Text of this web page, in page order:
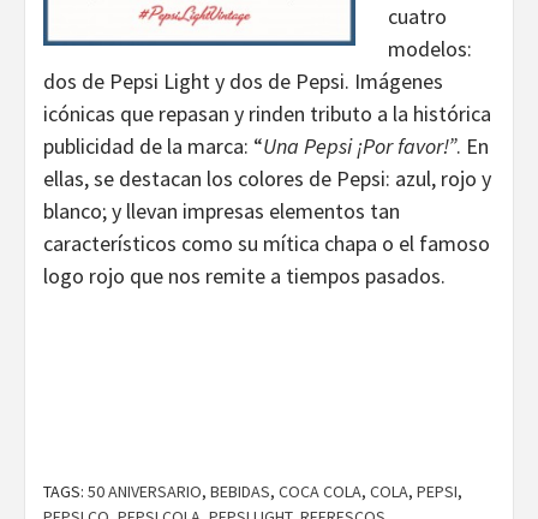
cuatro
modelos:
dos de Pepsi Light y dos de Pepsi. Imágenes
icónicas que repasan y rinden tributo a la histórica
publicidad de la marca: “Una Pepsi ¡Por favor!”. En
ellas, se destacan los colores de Pepsi: azul, rojo y
blanco; y llevan impresas elementos tan
característicos como su mítica chapa o el famoso
logo rojo que nos remite a tiempos pasados.
TAGS: 50 ANIVERSARIO, BEBIDAS, COCA COLA, COLA, PEPSI,